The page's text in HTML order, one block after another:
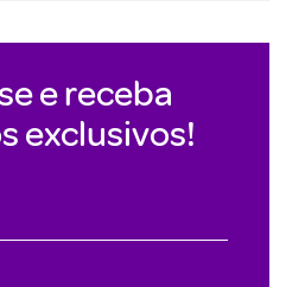
e receba
exclusivos!